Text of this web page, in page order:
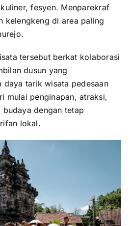
fesyen. Menparekraf
kelengkeng di area paling
tersebut berkat kolaborasi
dusun yang
daya tarik wisata pedesaan
mulai penginapan, atraksi,
dengan tetap
lokal.